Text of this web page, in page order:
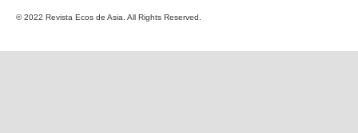
© 2022 Revista Ecos de Asia. All Rights Reserved.